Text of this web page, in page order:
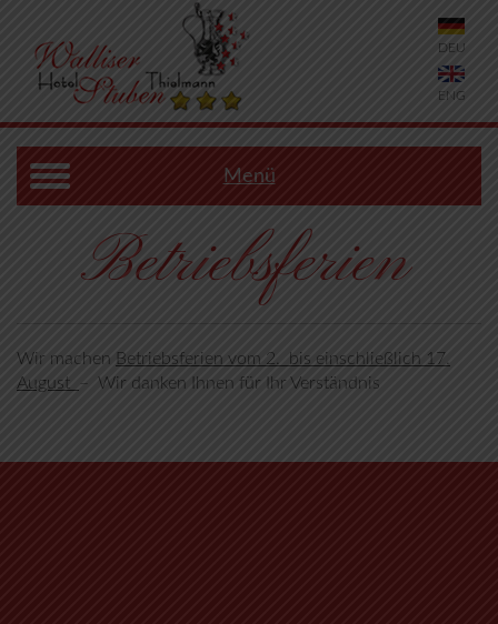
DEU
ENG
Menü
Betriebsferien
Wir machen Betriebsferien vom 2. bis einschließlich 17.
August
– Wir danken Ihnen für Ihr Verständnis